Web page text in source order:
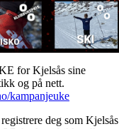
for Kjelsås sine
og på nett.
kampanjeuke
deg som Kjelsås